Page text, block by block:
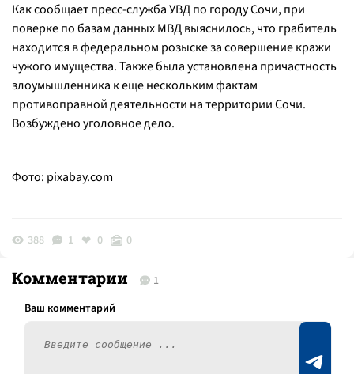
Как сообщает пресс-служба УВД по городу Сочи, при
поверке по базам данных МВД выяснилось, что грабитель
находится в федеральном розыске за совершение кражи
чужого имущества. Также была установлена причастность
злоумышленника к еще нескольким фактам
противоправной деятельности на территории Сочи.
Возбуждено уголовное дело.
Фото: pixabay.com
388 1 0 0
Комментарии 1